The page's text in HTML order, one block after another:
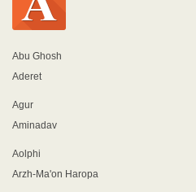
Abu Ghosh
Aderet
Agur
Aminadav
Aolphi
Arzh-Ma'on Haropa